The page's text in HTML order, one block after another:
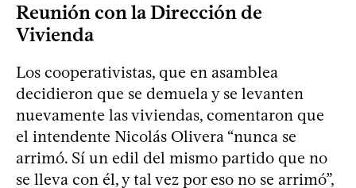
Reunión con la Dirección de
Vivienda
Los cooperativistas, que en asamblea
decidieron que se demuela y se levanten
nuevamente las viviendas, comentaron que
el intendente Nicolás Olivera “nunca se
arrimó. Sí un edil del mismo partido que no
se lleva con él, y tal vez por eso no se arrimó”,